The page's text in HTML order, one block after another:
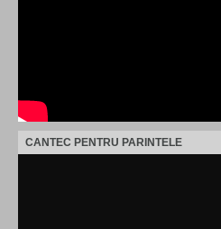
CANTEC PENTRU PARINTELE